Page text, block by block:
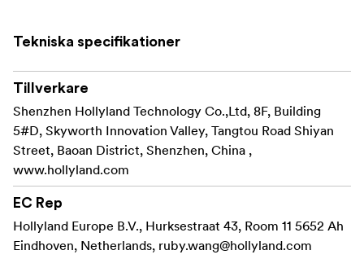
Dual-Mic ENC
PTT-funktion
150Hz-7kHz bredbandigt ljud
350m (1,100ft) pålitlig räckvidd
DECT 6.0-förbättrad stabilitet
Ultra-lång varaktighet
Ökad bärbarhet och hållbarhet
Tekniska specifikationer
Tillverkare
Shenzhen Hollyland Technology Co.,Ltd, 8F, Building
5#D, Skyworth Innovation Valley, Tangtou Road Shiyan
Street, Baoan District, Shenzhen, China ,
www.hollyland.com
EC Rep
Hollyland Europe B.V., Hurksestraat 43, Room 11 5652 Ah
Eindhoven, Netherlands, ruby.wang@hollyland.com